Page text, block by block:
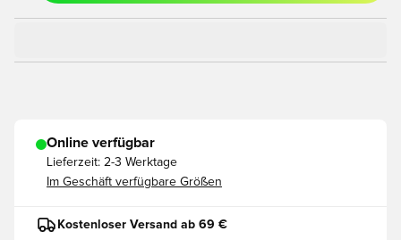
Online verfügbar
Lieferzeit: 2-3 Werktage
Im Geschäft verfügbare Größen
Kostenloser Versand ab 69 €